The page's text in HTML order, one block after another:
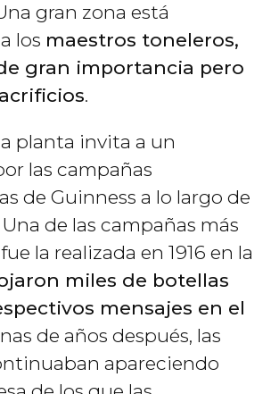
gran zona está
los maestros toneleros,
gran importancia pero
.
planta invita a un
las campañas
de Guinness a lo largo de
de las campañas más
la realizada en 1916 en la
miles de botellas
mensajes en el
de años después, las
apareciendo